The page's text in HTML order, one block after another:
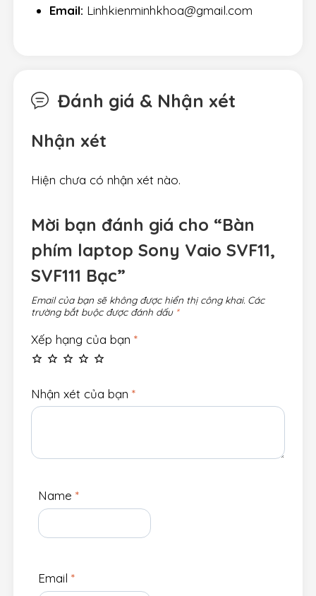
Email: Linhkienminhkhoa@gmail.com
Đánh giá & Nhận xét
Nhận xét
Hiện chưa có nhận xét nào.
Mời bạn đánh giá cho “Bàn
phím laptop Sony Vaio SVF11,
SVF111 Bạc”
Email của bạn sẽ không được hiển thị công khai. Các
trường bắt buộc được đánh dấu *
Xếp hạng của bạn *
Nhận xét của bạn *
Name *
Email *